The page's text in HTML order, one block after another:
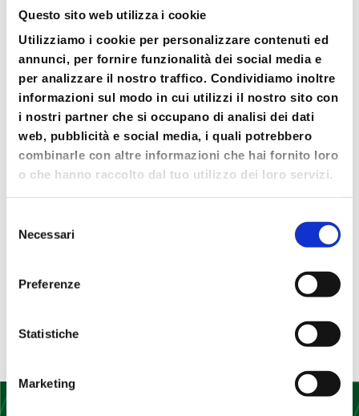
Questo sito web utilizza i cookie
Utilizziamo i cookie per personalizzare contenuti ed
annunci, per fornire funzionalità dei social media e
per analizzare il nostro traffico. Condividiamo inoltre
informazioni sul modo in cui utilizzi il nostro sito con
i nostri partner che si occupano di analisi dei dati
web, pubblicità e social media, i quali potrebbero
combinarle con altre informazioni che hai fornito loro
o che hanno raccolto dal tuo utilizzo dei loro servizi.
delNecessari
Preferenze
Statistiche
Marketing
Articoli recenti
Ryder Cup 2023: Med Food e Petit Forestier
Italia fornitori ufficiali della competizione
Med Food & Petit Forestier: the new journey
continues with you.
New corporate video of Med Food
TUTTOFOOD 2023
Commenti recenti
No comments to show.